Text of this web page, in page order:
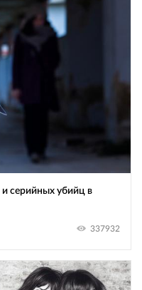
серийных убийц в
337932